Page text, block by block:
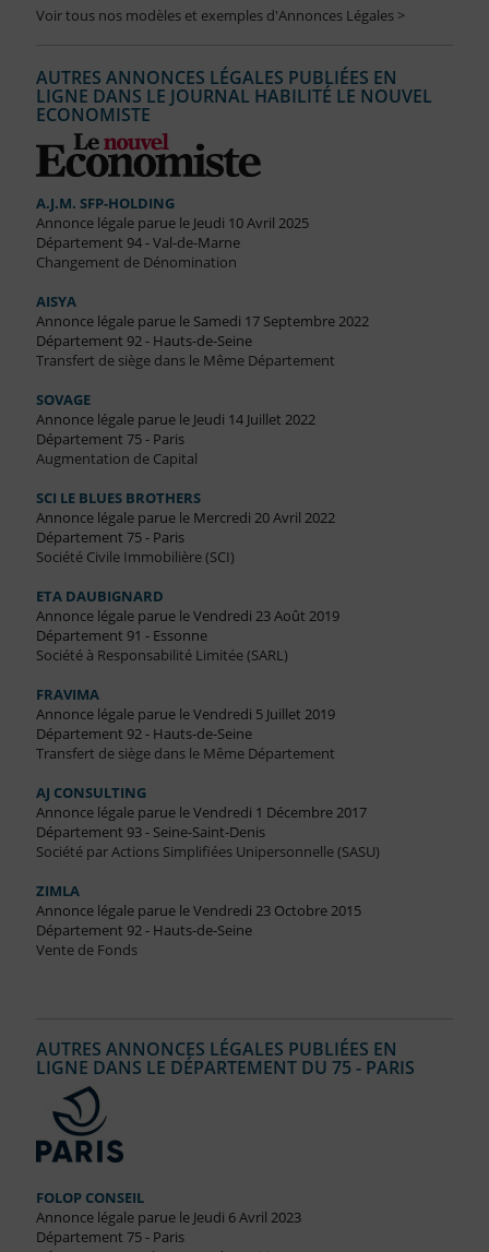
Voir tous nos modèles et exemples d'Annonces Légales >
AUTRES ANNONCES LÉGALES PUBLIÉES EN
LIGNE DANS LE JOURNAL HABILITÉ LE NOUVEL
ECONOMISTE
A.J.M. SFP-HOLDING
Annonce légale parue le Jeudi 10 Avril 2025
Département 94 - Val-de-Marne
Changement de Dénomination
AISYA
Annonce légale parue le Samedi 17 Septembre 2022
Département 92 - Hauts-de-Seine
Transfert de siège dans le Même Département
SOVAGE
Annonce légale parue le Jeudi 14 Juillet 2022
Département 75 - Paris
Augmentation de Capital
SCI LE BLUES BROTHERS
Annonce légale parue le Mercredi 20 Avril 2022
Département 75 - Paris
Société Civile Immobilière (SCI)
ETA DAUBIGNARD
Annonce légale parue le Vendredi 23 Août 2019
Département 91 - Essonne
Société à Responsabilité Limitée (SARL)
FRAVIMA
Annonce légale parue le Vendredi 5 Juillet 2019
Département 92 - Hauts-de-Seine
Transfert de siège dans le Même Département
AJ CONSULTING
Annonce légale parue le Vendredi 1 Décembre 2017
Département 93 - Seine-Saint-Denis
Société par Actions Simplifiées Unipersonnelle (SASU)
ZIMLA
Annonce légale parue le Vendredi 23 Octobre 2015
Département 92 - Hauts-de-Seine
Vente de Fonds
AUTRES ANNONCES LÉGALES PUBLIÉES EN
LIGNE DANS LE DÉPARTEMENT DU 75 - PARIS
FOLOP CONSEIL
Annonce légale parue le Jeudi 6 Avril 2023
Département 75 - Paris